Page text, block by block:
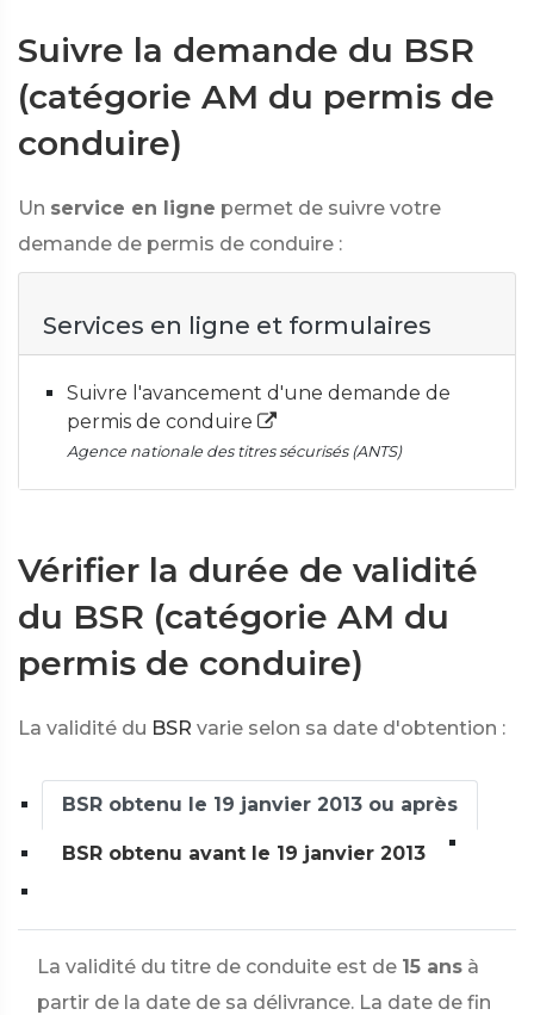
Suivre la demande du BSR
(catégorie AM du permis de
conduire)
Un service en ligne permet de suivre votre
demande de permis de conduire :
Services en ligne et formulaires
Suivre l'avancement d'une demande de
permis de conduire
Agence nationale des titres sécurisés (ANTS)
Vérifier la durée de validité
du BSR (catégorie AM du
permis de conduire)
La validité du BSR varie selon sa date d'obtention :
BSR obtenu le 19 janvier 2013 ou après
BSR obtenu avant le 19 janvier 2013
La validité du titre de conduite est de 15 ans à
partir de la date de sa délivrance. La date de fin